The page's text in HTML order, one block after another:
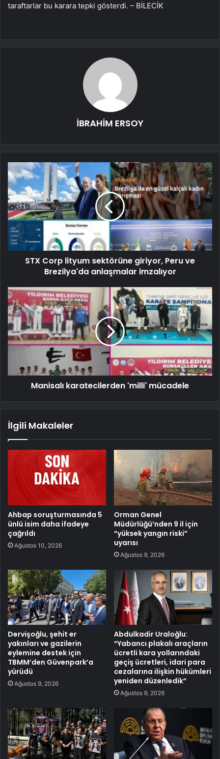
taraftarlar bu karara tepki gösterdi. – BİLECİK
İBRAHİM ERSOY
STX Corp lityum sektörüne giriyor, Peru ve
Brezilya'da anlaşmalar imzalıyor
Manisalı karatecilerden 'milli' mücadele
İlgili Makaleler
Ahbap soruşturmasında 5
ünlü isim daha ifadeye
çağrıldı
Ağustos 10, 2026
Orman Genel
Müdürlüğü’nden 9 il için
“yüksek yangın riski”
uyarısı
Ağustos 9, 2026
Dervişoğlu, şehit er
yakınları ve gazilerin
eylemine destek için
TBMM’den Güvenpark’a
yürüdü
Ağustos 9, 2026
Abdulkadir Uraloğlu:
“Yabancı plakalı araçların
ücretli kara yollarındaki
geçiş ücretleri, idari para
cezalarına ilişkin hükümleri
yeniden düzenledik”
Ağustos 9, 2026